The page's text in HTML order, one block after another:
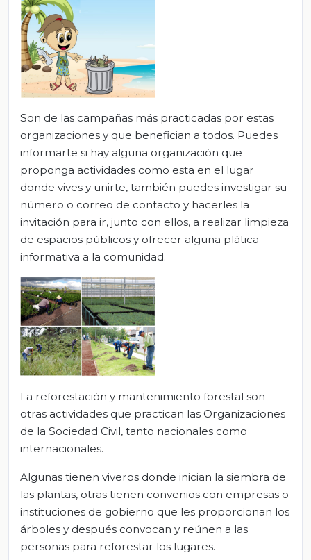
Son de las campañas más practicadas por estas
organizaciones y que benefician a todos. Puedes
informarte si hay alguna organización que
proponga actividades como esta en el lugar
donde vives y unirte, también puedes investigar su
número o correo de contacto y hacerles la
invitación para ir, junto con ellos, a realizar limpieza
de espacios públicos y ofrecer alguna plática
informativa a la comunidad.
La reforestación y mantenimiento forestal son
otras actividades que practican las Organizaciones
de la Sociedad Civil, tanto nacionales como
internacionales.
Algunas tienen viveros donde inician la siembra de
las plantas, otras tienen convenios con empresas o
instituciones de gobierno que les proporcionan los
árboles y después convocan y reúnen a las
personas para reforestar los lugares.